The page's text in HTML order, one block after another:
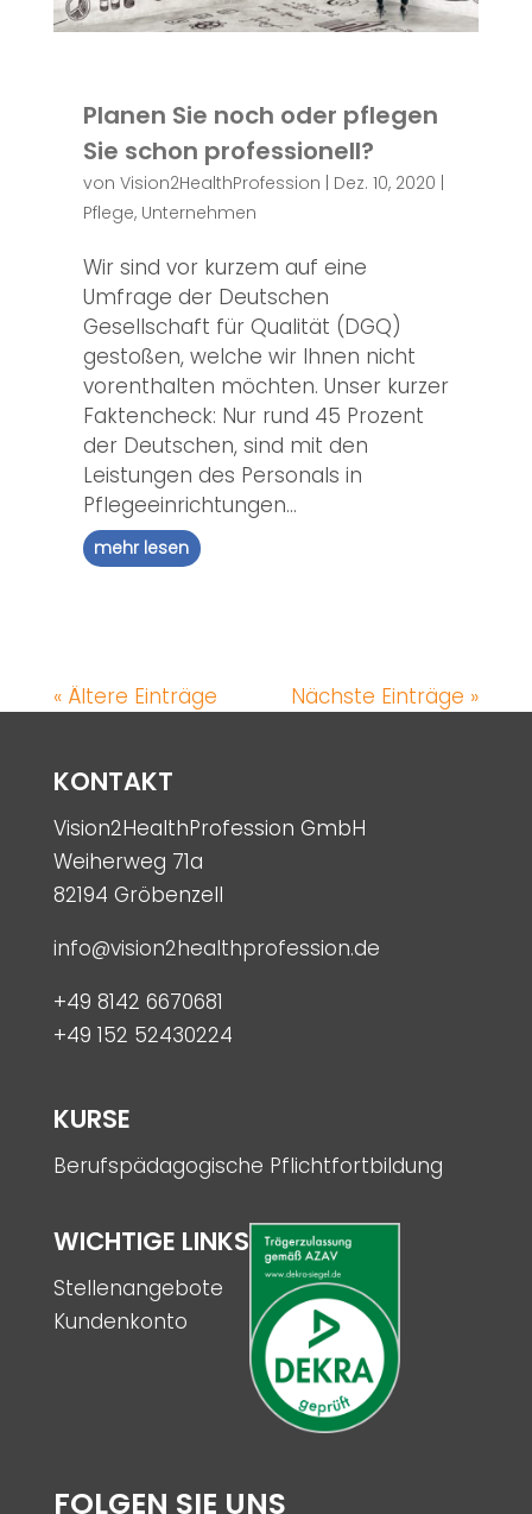
Planen Sie noch oder pflegen
Sie schon professionell?
von Vision2HealthProfession | Dez. 10, 2020 |
Pflege, Unternehmen
Wir sind vor kurzem auf eine
Umfrage der Deutschen
Gesellschaft für Qualität (DGQ)
gestoßen, welche wir Ihnen nicht
vorenthalten möchten. Unser kurzer
Faktencheck: Nur rund 45 Prozent
der Deutschen, sind mit den
Leistungen des Personals in
Pflegeeinrichtungen...
mehr lesen
« Ältere Einträge Nächste Einträge »
KONTAKT
Vision2HealthProfession GmbH
Weiherweg 71a
82194 Gröbenzell
info@vision2healthprofession.de
+49 8142 6670681
+49 152 52430224
KURSE
Berufspädagogische Pflichtfortbildung
WICHTIGE LINKS
Stellenangebote
Kundenkonto
FOLGEN SIE UNS